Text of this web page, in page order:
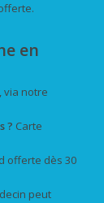
en
via notre
? Carte
offerte dès 30
peut